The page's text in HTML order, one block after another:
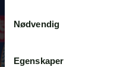
m
t
Nødvendig
Egenskaper